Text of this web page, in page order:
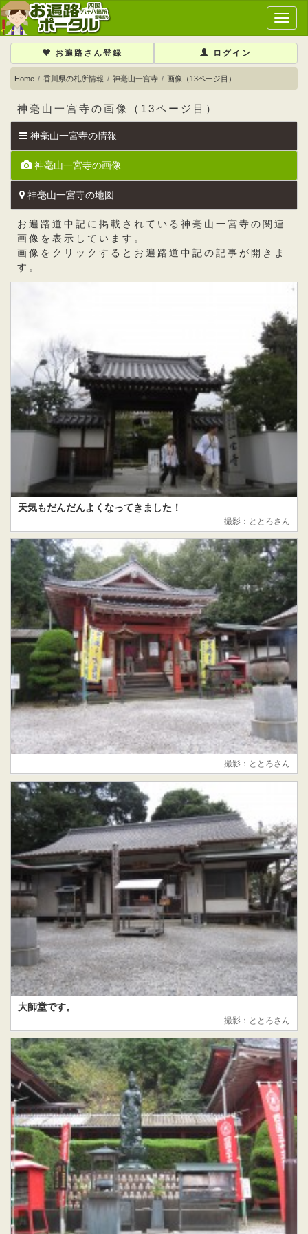
メ
イ
メ
ュ
お遍路さん登録 ログイン
Home 香川県の札所情報 神毫山一宮寺 画像（13ページ目）
神毫山一宮寺の画像（13ページ目）
神毫山一宮寺の情報
神毫山一宮寺の画像
神毫山一宮寺の地図
お遍路道中記に掲載されている神毫山一宮寺の関連
画像を表示しています。
画像をクリックするとお遍路道中記の記事が開きま
す。
天気もだんだんよくなってきました！
撮影：ととろさん
撮影：ととろさん
大師堂です。
撮影：ととろさん